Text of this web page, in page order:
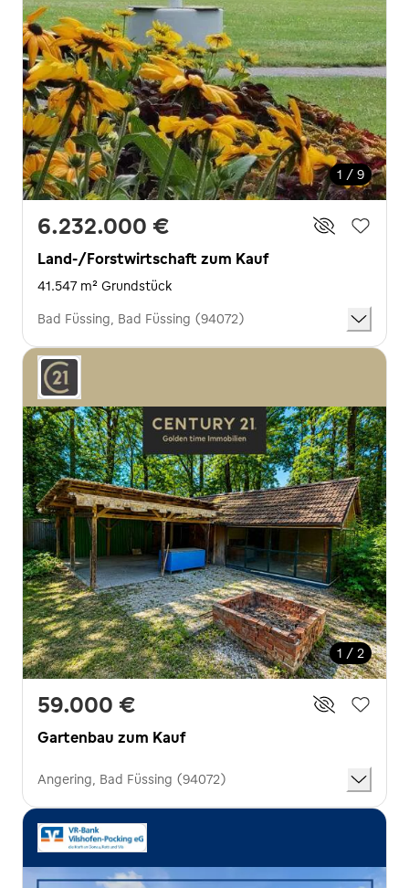
1 / 9
6.232.000 €
Land-/Forstwirtschaft zum Kauf
41.547 m² Grundstück
Bad Füssing, Bad Füssing (94072)
1 / 2
59.000 €
Gartenbau zum Kauf
Angering, Bad Füssing (94072)